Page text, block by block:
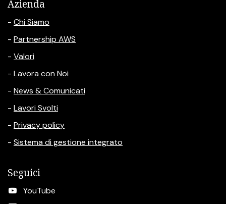
Azienda
- Chi Siamo
- Partnership AWS
- Valori
- Lavora con Noi
- News & Comunicati
- Lavori Svolti
- Privacy policy
- Sistema di gestione integrato
Seguici
YouTube